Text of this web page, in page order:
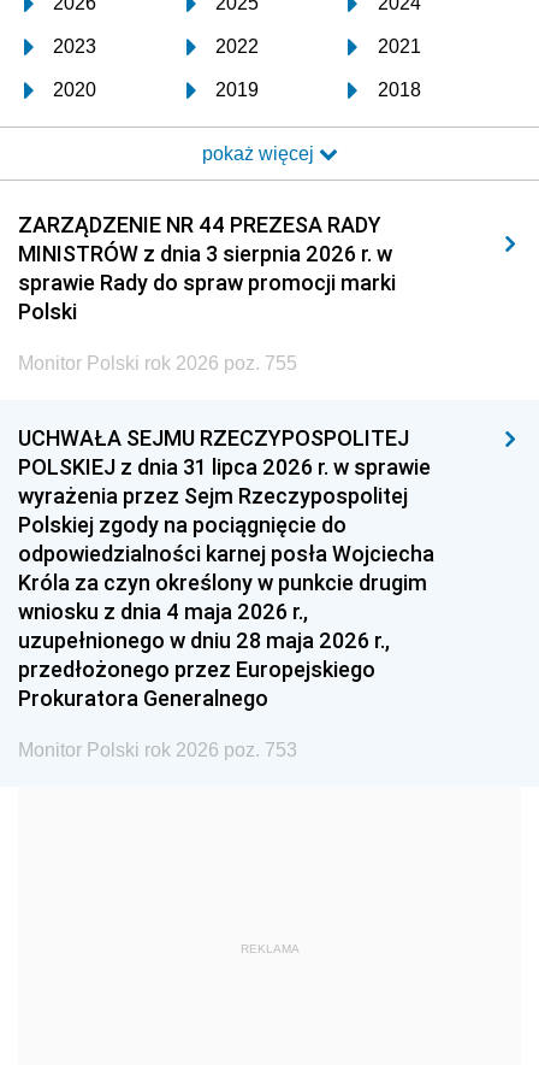
2023 2022 2021
2020 2019 2018
2017 2016 2015
2014 2013 2012
2011 2010 2009
2008 2007 2006
2005
1996 1995 1994
1993 1992 1991
1990 1989
1987 1986 1985
1984 1983
1981 1980 1979
1978 1977
1975 1974
1959
pokaż więcej
ZARZĄDZENIE NR 44 PREZESA RADY
MINISTRÓW z dnia 3 sierpnia 2026 r. w
sprawie Rady do spraw promocji marki
Polski
Monitor Polski rok 2026 poz. 755
UCHWAŁA SEJMU RZECZYPOSPOLITEJ
POLSKIEJ z dnia 31 lipca 2026 r. w sprawie
wyrażenia przez Sejm Rzeczypospolitej
Polskiej zgody na pociągnięcie do
odpowiedzialności karnej posła Wojciecha
Króla za czyn określony w punkcie drugim
wniosku z dnia 4 maja 2026 r.,
uzupełnionego w dniu 28 maja 2026 r.,
przedłożonego przez Europejskiego
Prokuratora Generalnego
Monitor Polski rok 2026 poz. 753
REKLAMA